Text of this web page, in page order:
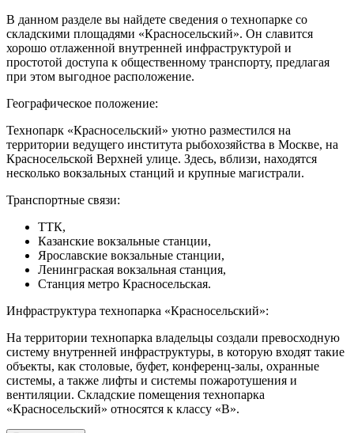
В данном разделе вы найдете сведения о технопарке со
складскими площадями «Красносельский». Он славится
хорошо отлаженной внутренней инфраструктурой и
простотой доступа к общественному транспорту, предлагая
при этом выгодное расположение.
Географическое положение:
Технопарк «Красносельский» уютно разместился на
территории ведущего института рыбохозяйства в Москве, на
Красносельской Верхней улице. Здесь, вблизи, находятся
несколько вокзальных станций и крупные магистрали.
Транспортные связи:
ТТК,
Казанские вокзальные станции,
Ярославские вокзальные станции,
Ленинграская вокзальная станция,
Станция метро Красносельская.
Инфраструктура технопарка «Красносельский»:
На территории технопарка владельцы создали превосходную
систему внутренней инфраструктуры, в которую входят такие
объекты, как столовые, буфет, конференц-залы, охранные
системы, а также лифты и системы пожаротушения и
вентиляции. Складские помещения технопарка
«Красносельский» относятся к классу «В».